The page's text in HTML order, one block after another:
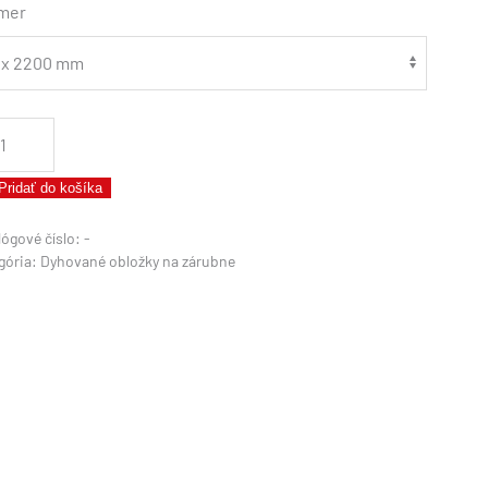
Pridať do košíka
číslo:-
Dyhované obložky na zárubne